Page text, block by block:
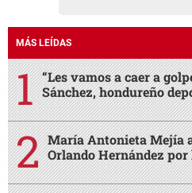
MÁS LEÍDAS
“Les vamos a caer a
Sánchez, hondureño
María Antonieta Mejía
Orlando Hernández por